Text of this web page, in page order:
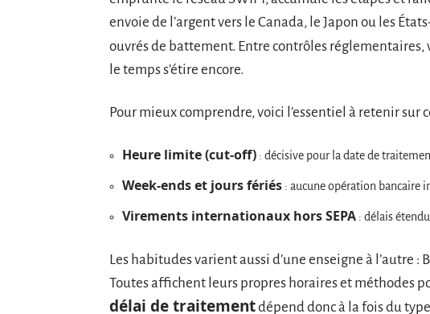
envoie de l’argent vers le Canada, le Japon ou les
ouvrés de battement. Entre contrôles
le temps s’étire encore.
Pour mieux comprendre, voici l’essentiel à retenir sur
Heure limite (cut-off) : décisive pour la date de
Week-ends et jours fériés : aucune opération bancaire
Virements internationaux hors SEPA : délais
Les habitudes varient aussi d’une enseigne à l’autre :
Toutes affichent leurs propres horaires et méthodes
délai de traitementdépend donc à la fois du